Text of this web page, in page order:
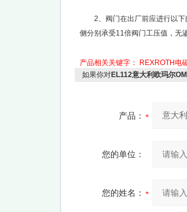
2、阀门在出厂前应进行以
侧分别承受11倍阀门工压值，无
产品相关关键字：
REXROTH电
如果你对EL112意大利欧玛尔
产品：
您的单位：
您的姓名：